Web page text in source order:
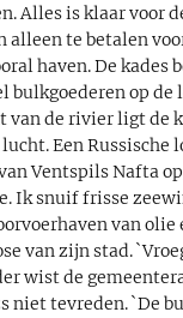
Alles is klaar voor
alleen te betalen
haven. De kades
bulkgoederen op
van de rivier ligt
Een
Ventspils Nafta
Ik snuif frisse
van
van zijn stad.
wist de
niet tevreden. `De